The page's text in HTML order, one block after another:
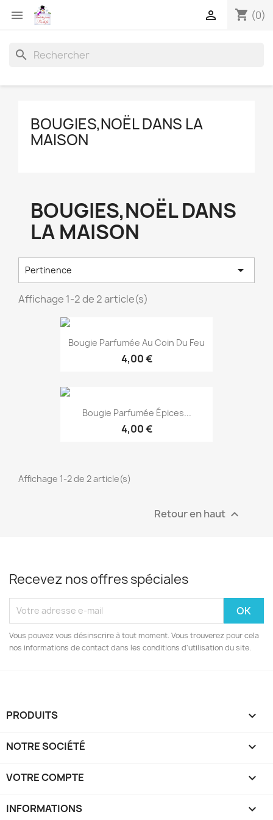
 shopping_cart (0)

search
BOUGIES,NOËL DANS LA
MAISON
BOUGIES,NOËL DANS
LA MAISON
Pertinence 
Affichage 1-2 de 2 article(s)
Bougie Parfumée Au Coin Du Feu
4,00 €
Bougie Parfumée Épices...
4,00 €
Affichage 1-2 de 2 article(s)
Retour en haut 
Recevez nos offres spéciales
Vous pouvez vous désinscrire à tout moment. Vous trouverez pour cela
nos informations de contact dans les conditions d'utilisation du site.
PRODUITS 
NOTRE SOCIÉTÉ 
VOTRE COMPTE 
INFORMATIONS keyboard_arrow_down